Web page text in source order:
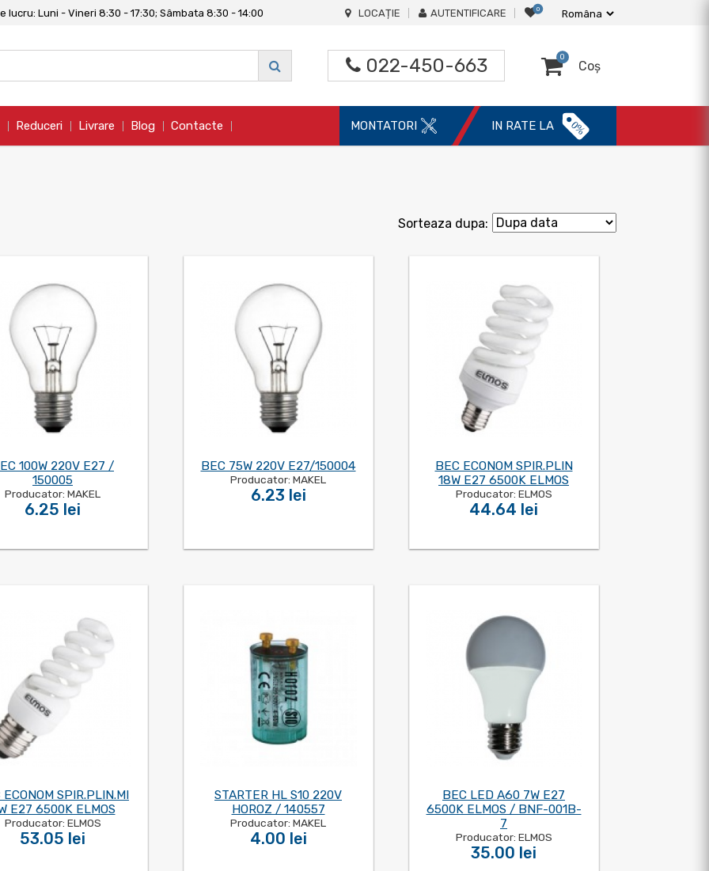
lucru: Luni - Vineri 8:30 - 17:30; Sâmbata 8:30 - 14:00 LOCAȚIE AUTENTIFICARE 0
022-450-663 0
Coș
Reduceri Livrare Blog Contacte MONTATORI IN RATE LA 0%
Sorteaza dupa:
100W 220V E27 /
150005
Producator: MAKEL
6.25 lei
BEC 75W 220V E27/150004
Producator: MAKEL
6.23 lei
BEC ECONOM SPIR.PLIN
18W E27 6500K ELMOS
Producator: ELMOS
44.64 lei
ECONOM SPIR.PLIN.MI
E27 6500K ELMOS
Producator: ELMOS
53.05 lei
STARTER HL S10 220V
HOROZ / 140557
Producator: MAKEL
4.00 lei
BEC LED A60 7W E27
6500K ELMOS / BNF-001B-
7
Producator: ELMOS
35.00 lei